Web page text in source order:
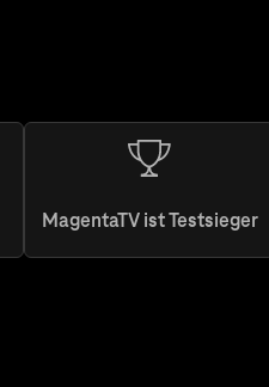
MagentaTV ist Testsieger